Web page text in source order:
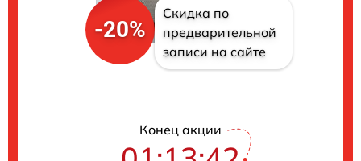
-20%
Скидка по
предварительной
записи на сайте
Конец акции